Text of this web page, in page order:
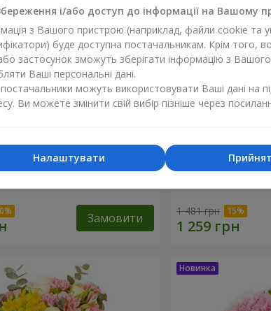
Замовити 1 481 грн
і/або доступ до інформації на Вашому
з Вашого пристрою (наприклад, файли cookie та
буде доступна постачальникам. Крім того,
застосунок зможуть зберігати інформацію з
Ваші персональні дані.
постачальники можуть використовувати Ваші дані на
Ви можете змінити свій вибір пізніше через
Налаштувати